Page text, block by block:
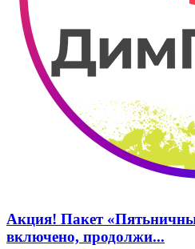
А‌кция! Пакет
включено, ‌продолжи...